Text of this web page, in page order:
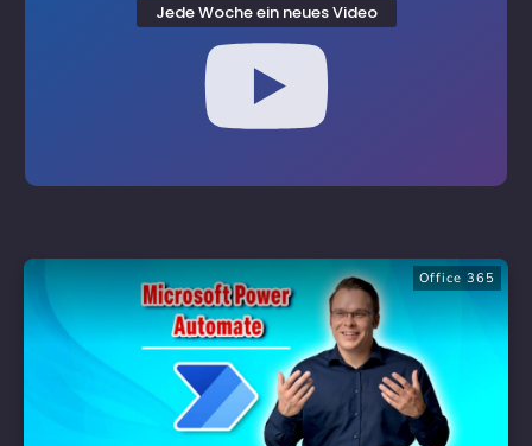
Jede Woche ein neues Video
Office 365